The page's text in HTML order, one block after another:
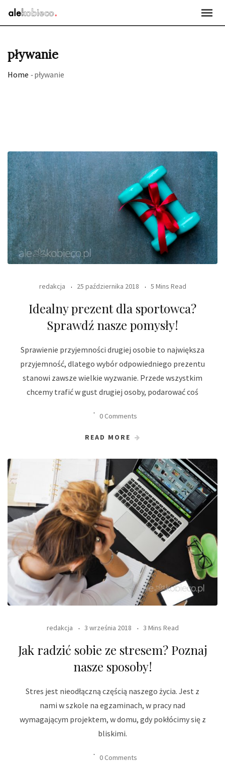
pływanie
Home -pływanie
redakcja 25 października 2018 5 Mins Read
Idealny prezent dla sportowca?
Sprawdź nasze pomysły!
Sprawienie przyjemności drugiej osobie to największa
przyjemność, dlatego wybór odpowiedniego prezentu
stanowi zawsze wielkie wyzwanie. Przede wszystkim
chcemy trafić w gust drugiej osoby, podarować coś
0 Comments
READ MORE
redakcja 3 września 2018 3 Mins Read
Jak radzić sobie ze stresem? Poznaj
nasze sposoby!
Stres jest nieodłączną częścią naszego życia. Jest z
nami w szkole na egzaminach, w pracy nad
wymagającym projektem, w domu, gdy pokłócimy się z
bliskimi.
0 Comments